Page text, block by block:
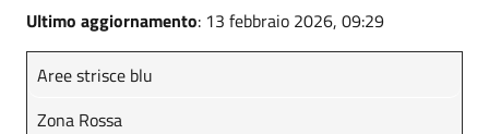
Ultimo aggiornamento: 13 febbraio 2026, 09:29
Aree strisce blu
Zona Rossa